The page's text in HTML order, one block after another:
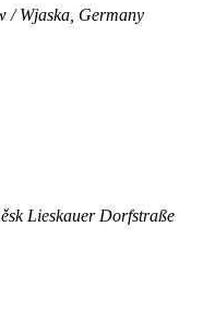
/ Wjaska, Germany
Lieskauer Dorfstraße